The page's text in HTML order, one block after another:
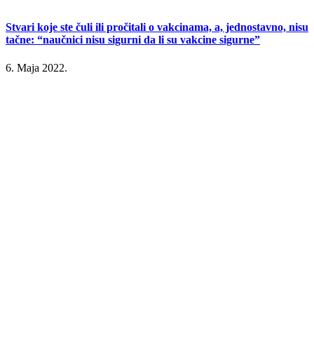
Stvari koje ste čuli ili pročitali o vakcinama, a, jednostavno, nisu
tačne: “naučnici nisu sigurni da li su vakcine sigurne”
6. Maja 2022.